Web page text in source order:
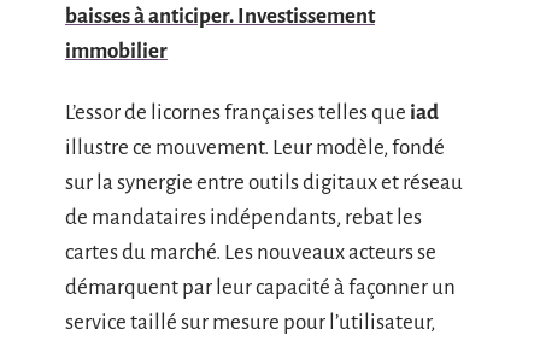
baisses à anticiper. Investissement
immobilier
L’essor de licornes françaises telles que iad
illustre ce mouvement. Leur modèle, fondé
sur la synergie entre outils digitaux et réseau
de mandataires indépendants, rebat les
cartes du marché. Les nouveaux acteurs se
démarquent par leur capacité à façonner un
service taillé sur mesure pour l’utilisateur,